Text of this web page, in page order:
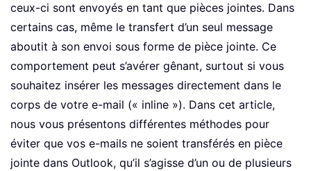
ceux-ci sont envoyés en tant que pièces jointes. Dans
certains cas, même le transfert d’un seul message
aboutit à son envoi sous forme de pièce jointe. Ce
comportement peut s’avérer gênant, surtout si vous
souhaitez insérer les messages directement dans le
corps de votre e-mail (« inline »). Dans cet article,
nous vous présentons différentes méthodes pour
éviter que vos e-mails ne soient transférés en pièce
jointe dans Outlook, qu’il s’agisse d’un ou de plusieurs